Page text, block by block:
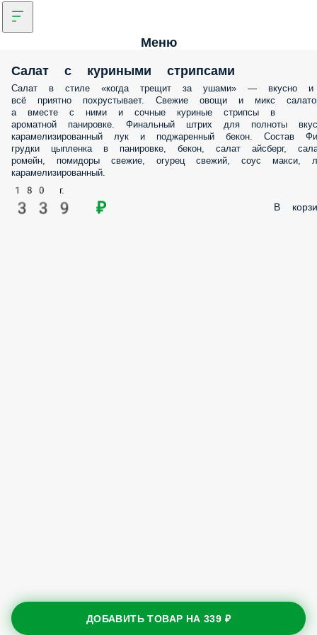
Меню
Салат с куриными стрипсами
Салат в стиле «когда трещит за ушами» — вкусно и
всё приятно похрустывает. Свежие овощи и микс
а вместе с ними и сочные куриные стрипсы в
ароматной панировке. Финальный штрих для полноты
карамелизированный лук и поджаренный бекон. Состав
грудки цыпленка в панировке, бекон, салат айсберг,
ромейн, помидоры свежие, огурец свежий, соус макси,
карамелизированный.
180 г.
339 ₽ В
ДОБАВИТЬ ТОВАР НА339 ₽